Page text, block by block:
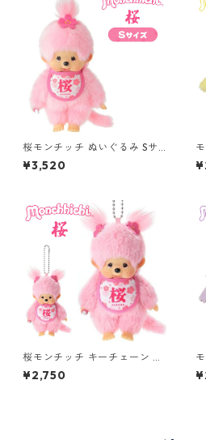
桜モンチッチ ぬいぐるみ Sサ
イズ 女の子 249923 セキグチ
(Sekiguchi)
¥3,520
桜モンチッチ キーチェーン 女
の子 249930 セキグチ(Sekig
uchi)
¥2,750